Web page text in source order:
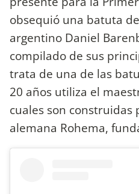
obsequió una batuta
argentino Daniel
compilado de sus
trata de una de las
20 años utiliza el
cuales son construidas
alemana Rohema,